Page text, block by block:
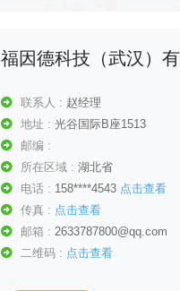
福因德科技（武汉）
联系人 : 赵经理
地址 : 光谷国际B座1513
邮编 :
所在区域 : 湖北省
电话 : 158****4543 点击查看
传真 : 点击查看
邮箱 : 2633787800@qq.com
二维码 : 点击查看